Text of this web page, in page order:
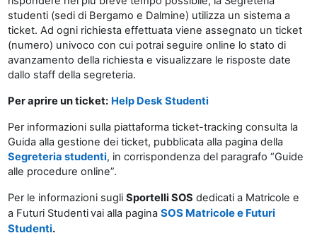
studenti (sedi di Bergamo e Dalmine) utilizza un sistema a
ticket. Ad ogni richiesta effettuata viene assegnato un ticket
(numero) univoco con cui potrai seguire online lo stato di
avanzamento della richiesta e visualizzare le risposte date
dallo staff della segreteria.
Per aprire un ticket: Help Desk Studenti
Per informazioni sulla piattaforma ticket-tracking consulta la
Guida alla gestione dei ticket, pubblicata alla pagina della
Segreteria studenti, in corrispondenza del paragrafo “Guide
alle procedure online”.
Per le informazioni sugli Sportelli SOS dedicati a Matricole e
a Futuri Studentivai alla pagina SOS Matricole e Futuri
Studenti.